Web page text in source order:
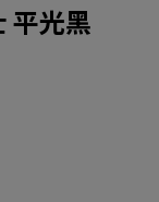
平光黑